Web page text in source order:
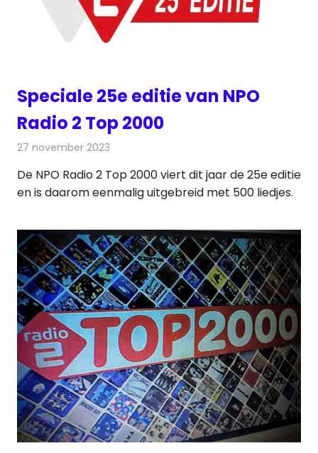
Speciale 25e editie van NPO
Radio 2 Top 2000
27 november 2023
De NPO Radio 2 Top 2000 viert dit jaar de 25e editie
en is daarom eenmalig uitgebreid met 500 liedjes.